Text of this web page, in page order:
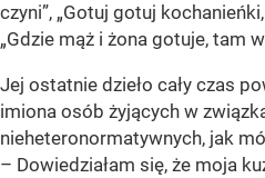
czyni”, „Gotuj gotuj
„Gdzie mąż i żona gotuje, tam
Jej ostatnie dzieło cały czas
imiona osób żyjących w
nieheteronormatywnych, jak
– Dowiedziałam się, że moja